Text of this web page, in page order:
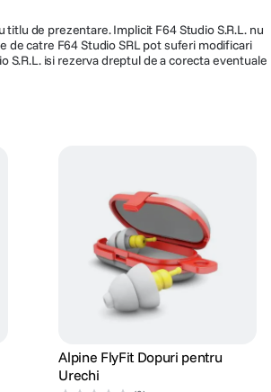
de prezentare. Implicit F64 Studio S.R.L. nu
de catre F64 Studio SRL pot suferi modificari
isi rezerva dreptul de a corecta eventuale
Alpine FlyFit Dopuri pentru
Urechi